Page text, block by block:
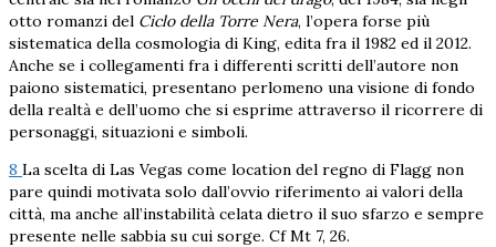
otto romanzi del Ciclo della Torre Nera, l’opera forse più
sistematica della cosmologia di King, edita fra il 1982 ed il 2012.
Anche se i collegamenti fra i differenti scritti dell’autore non
paiono sistematici, presentano perlomeno una visione di fondo
della realtà e dell’uomo che si esprime attraverso il ricorrere di
personaggi, situazioni e simboli.
8 La scelta di Las Vegas come location del regno di Flagg non
pare quindi motivata solo dall’ovvio riferimento ai valori della
città, ma anche all’instabilità celata dietro il suo sfarzo e sempre
presente nelle sabbia su cui sorge. Cf Mt 7, 26.